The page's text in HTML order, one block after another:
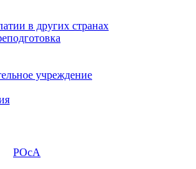
в других странах
учреждение
РОсА